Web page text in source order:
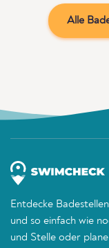
Alle
Entdecke
und so einfach wie
und Stelle oder